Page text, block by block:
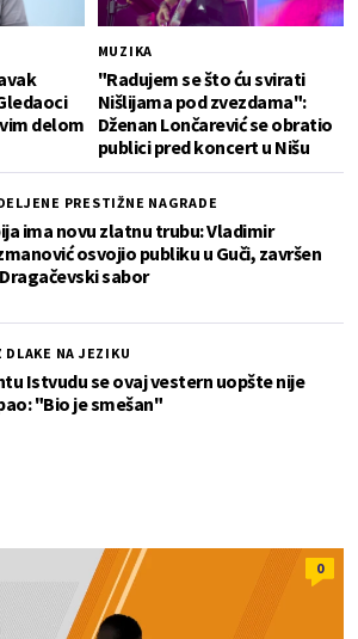
delom
MUZIKA
"Radujem se što ću svirati
Nišlijama pod zvezdama":
Dženan Lončarević se obratio
publici pred koncert u Nišu
PRESTIŽNE NAGRADE
ima novu zlatnu trubu: Vladimir
osvojio publiku u Guči, završen
sabor
DLAKE NA JEZIKU
Istvudu se ovaj vestern uopšte nije
"Bio je smešan"
0